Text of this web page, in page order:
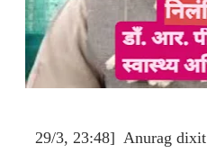
29/3, 23:48] Anurag dixit